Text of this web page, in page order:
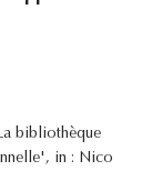
bibliothèque
in : Nico